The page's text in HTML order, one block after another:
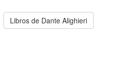
Libros de Dante Alighieri